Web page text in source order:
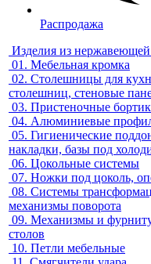
Распродажа
Изделия из нержавеющей
01. Мебельная кромка
02. Столешницы для
столешниц, стеновые
03. Пристеночные
04. Алюминиевые
05. Гигиенические
накладки, базы под
06. Цокольные системы
07. Ножки под цоколь,
08. Системы
механизмы поворота
09. Механизмы и
столов
10. Петли мебельные